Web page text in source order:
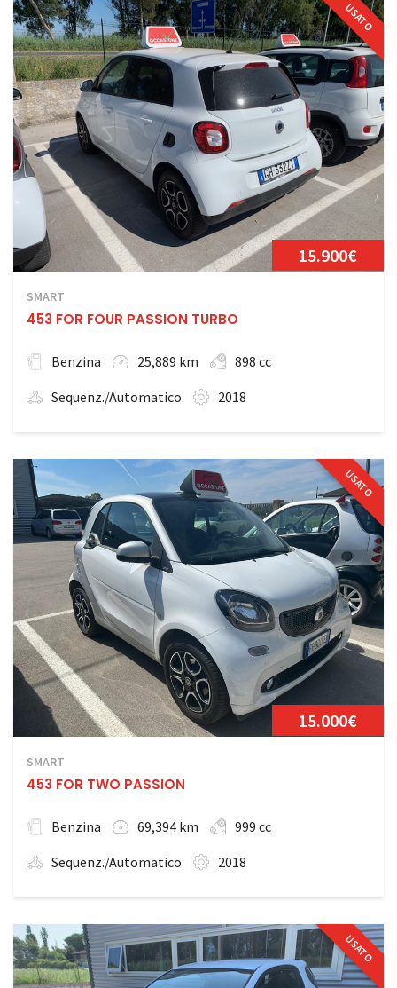
USATO
15.900€
SMART
453 FOR FOUR PASSION TURBO
Benzina 25,889 km
898 cc
Sequenz./Automatico
2018
USATO
15.000€
SMART
453 FOR TWO PASSION
Benzina 69,394 km
999 cc
Sequenz./Automatico
2018
USATO